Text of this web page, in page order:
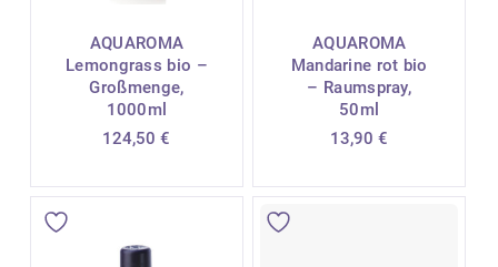
AQUAROMA
Lemongrass bio –
Großmenge,
1000ml
124,50€
AQUAROMA
Mandarine rot bio
– Raumspray,
50ml
13,90€